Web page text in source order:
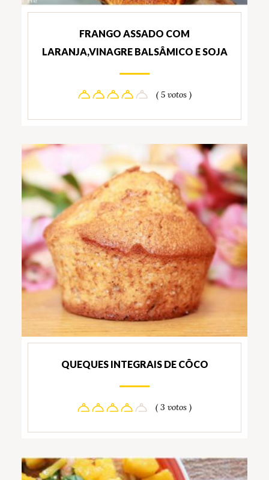
FRANGO ASSADO COM
LARANJA,VINAGRE BALSÂMICO E SOJA
( 5 votos )
QUEQUES INTEGRAIS DE CÔCO
( 3 votos )